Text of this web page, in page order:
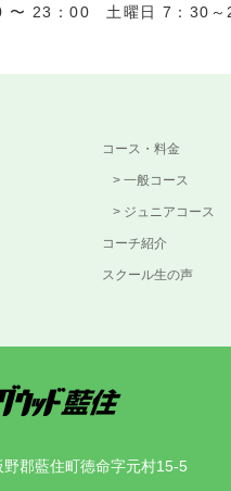
23：00 土曜日 7：30
コース・料金
一般コース
ジュニアコース
コーチ紹介
スクール生の声
郡藍住町徳命字元村15-5